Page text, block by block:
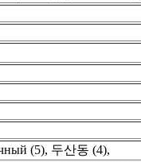
(5), 두산동 (4),